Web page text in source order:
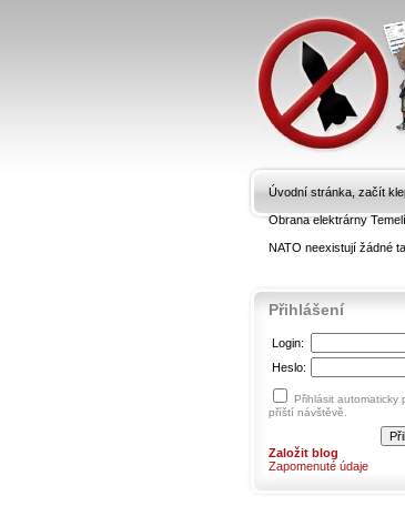
Úvodní stránka, začít
Obrana elektrárny
NATO neexistují žádné
Přihlášení
Login:
Heslo:
Přihlásit automaticky
příští návštěvě.
Založit blog
Zapomenuté údaje